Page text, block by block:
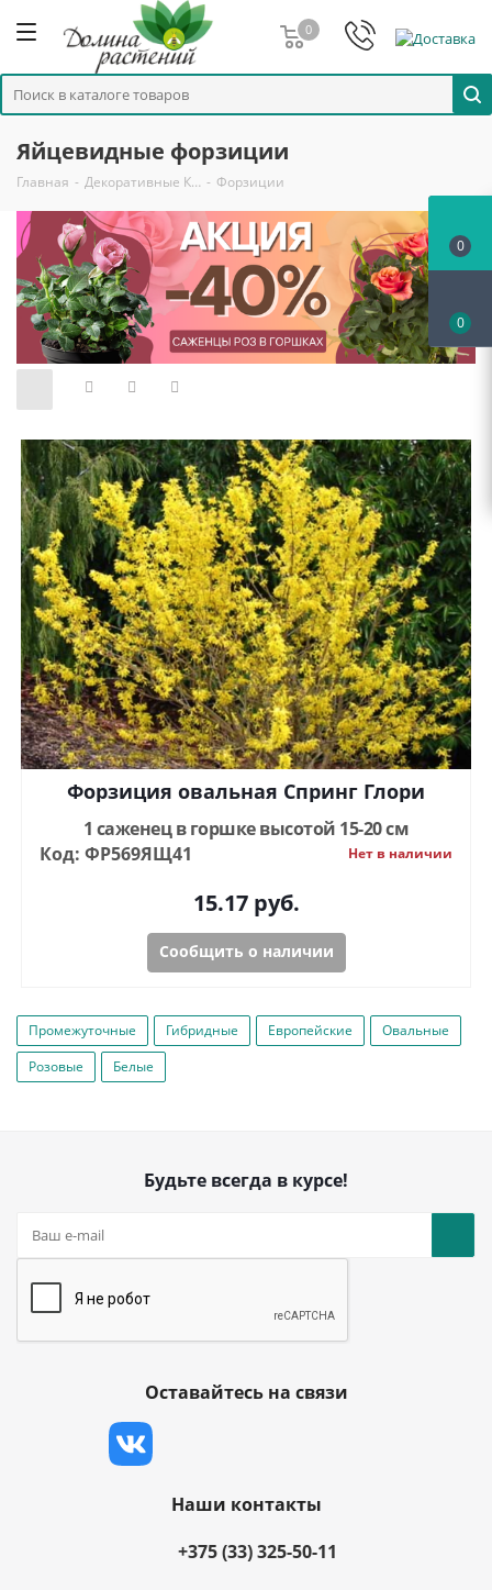
0
Яйцевидные форзиции
Главная - Декоративные К… - Форзиции
Форзиция овальная Спринг Глори
1 саженец в горшке высотой 15-20 см
Код: ФР569ЯЩ41
Нет в наличии
15.17руб.
Сообщить о наличии
Промежуточные Гибридные Европейские
Овальные
Розовые
Белые
Будьте всегда в курсе!
Оставайтесь на связи
Наши контакты
+375 (33) 325-50-11
0
0